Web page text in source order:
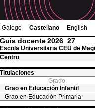
Galego Castellano English
Guia docente 2026_27
Escola Universitaria CEU de
Centro
Titulaciones
Grado
Grao en Educación Infantil
Grao en Educación Primaria